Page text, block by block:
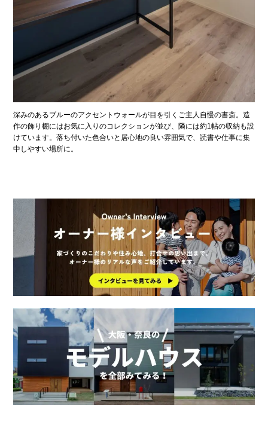
深みのあるブルーのアクセントウォールが目を引くご主人自慢の書斎。造
作の飾り棚にはお気に入りのコレクションが並び、隣には約1帖の収納も設
けています。落ち付いた色合いと居心地の良い雰囲気で、読書や仕事に集
中しやすい場所に。